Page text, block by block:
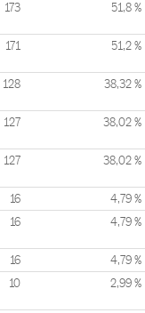
173 51,8 %
171 51,2 %
128 38,32 %
127 38,02 %
127 38,02 %
16 4,79 %
16 4,79 %
16 4,79 %
10 2,99 %